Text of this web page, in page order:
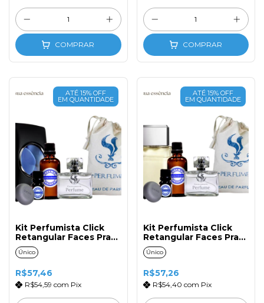
COMPRAR COMPRAR
ATÉ 15% OFF
EM QUANTIDADE
Kit Perfumista Click
Retangular Faces Prata
N°177 Masc. 50ml
Único
R$57,46
R$54,59 com Pix
ATÉ 15% OFF
EM QUANTIDADE
Kit Perfumista Click
Retangular Faces Prata
N°175 Masc. 50ml
Único
R$57,26
R$54,40 com Pix